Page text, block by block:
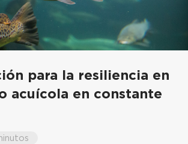
para la resiliencia en
acuícola en constante